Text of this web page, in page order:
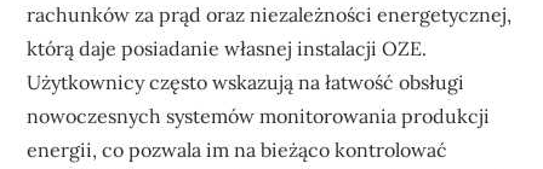
rachunków za prąd oraz niezależności energetycznej,
którą daje posiadanie własnej instalacji OZE.
Użytkownicy często wskazują na łatwość obsługi
nowoczesnych systemów monitorowania produkcji
energii, co pozwala im na bieżąco kontrolować